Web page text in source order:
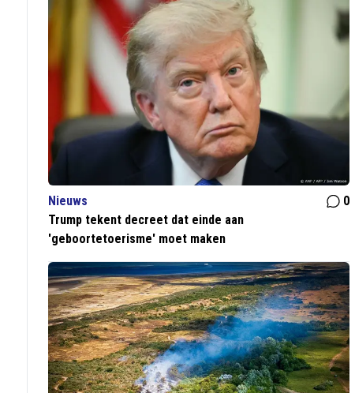
Nieuws
0
Trump tekent decreet dat einde aan
'geboortetoerisme' moet maken